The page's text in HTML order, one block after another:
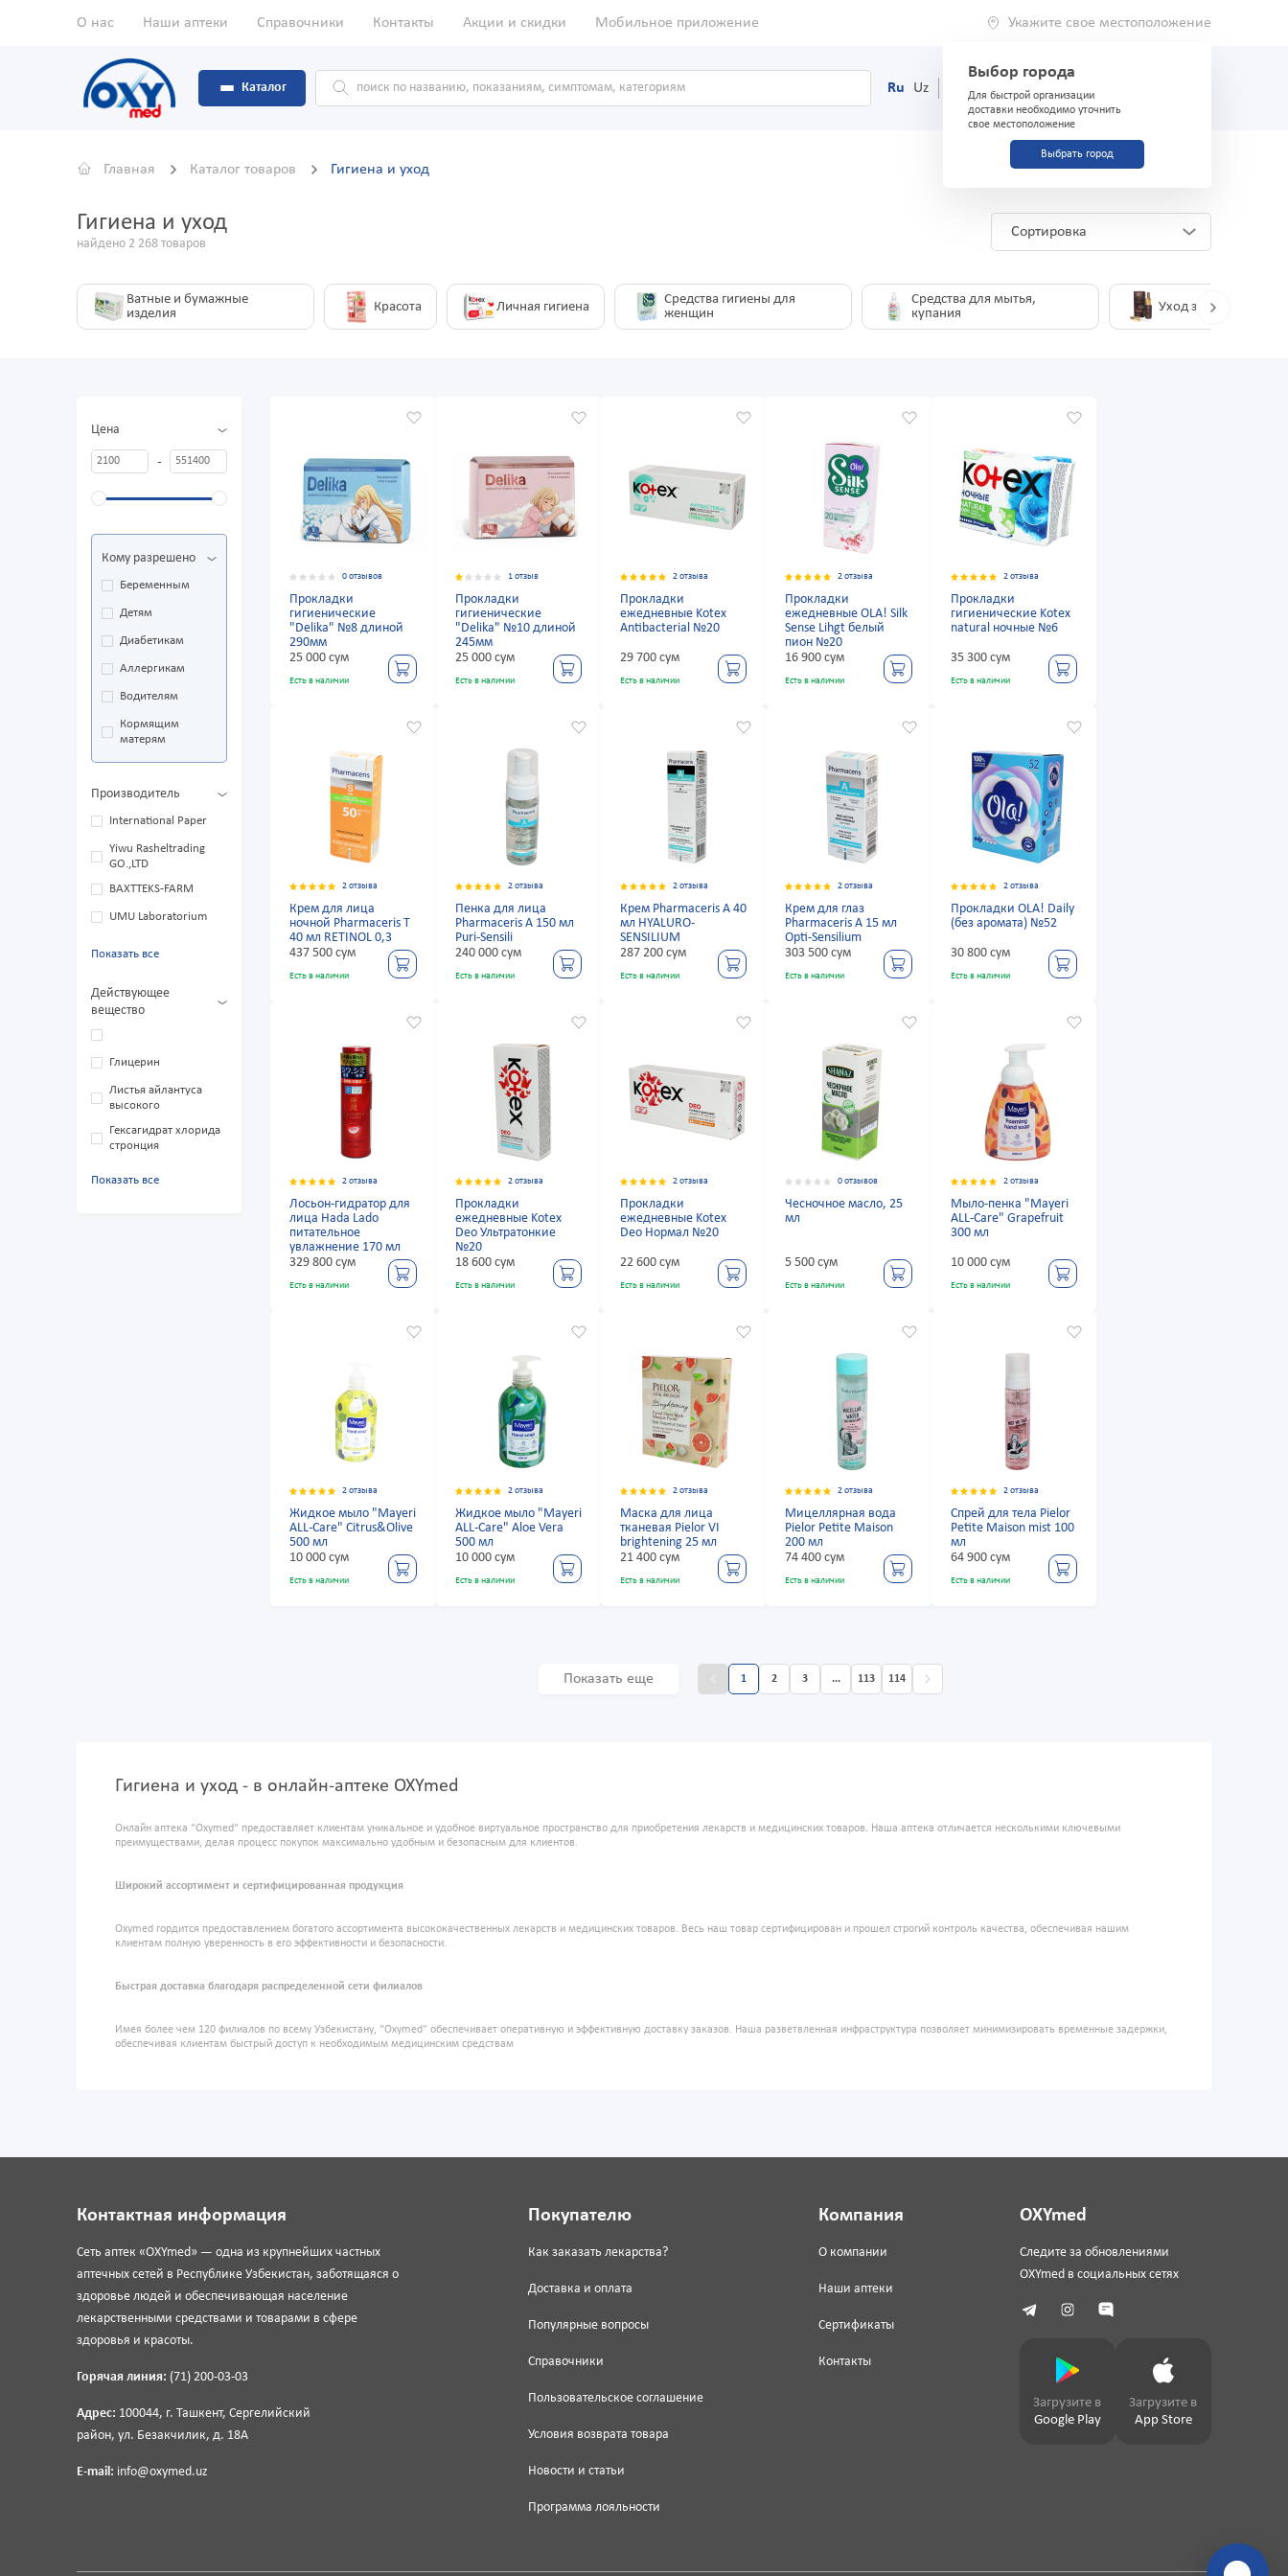
О нас Наши аптеки Справочники Контакты Акции и скидки Мобильное приложение Укажите свое местоположение
Выбор города
Для быстрой организации
доставки необходимо уточнить
свое местоположение
Выбрать город
Каталог Ru Uz (71) 200-03-03
Главная Каталог товаров Гигиена и уход
Гигиена и уход
найдено 2 268 товаров
Сортировка
Ватные и бумажные
изделия
Красота Личная гигиена
Средства гигиены для
женщин
Средства для мытья,
купания
Уход за волосами
Цена
-
Кому разрешено
Беременным
Детям
Диабетикам
Аллергикам
Водителям
Кормящим
матерям
Производитель
International Paper
Yiwu Rasheltrading
GO.,LTD
BAXTTEKS-FARM
UMU Laboratorium
Показать все
Действующее
вещество
Глицерин
Листья айлантуса
высокого
Гексагидрат хлорида
стронция
Показать все
0 отзывов
Прокладки
гигиенические
"Delika" №8 длиной
290мм
25 000 сум
Есть в наличии
1 отзыв
Прокладки
гигиенические
"Delika" №10 длиной
245мм
25 000 сум
Есть в наличии
2 отзыва
Прокладки
ежедневные Kotex
Antibacterial №20
29 700 сум
Есть в наличии
2 отзыва
Прокладки
ежедневные OLA! Silk
Sense Lihgt белый
пион №20
16 900 сум
Есть в наличии
2 отзыва
Прокладки
гигиенические Kotex
natural ночные №6
35 300 сум
Есть в наличии
2 отзыва
Крем для лица
ночной Pharmaceris T
40 мл RETINOL 0,3
437 500 сум
Есть в наличии
2 отзыва
Пенка для лица
Pharmaceris A 150 мл
Puri-Sensili
240 000 сум
Есть в наличии
2 отзыва
Крем Pharmaceris A 40
мл HYALURO-
SENSILIUM
287 200 сум
Есть в наличии
2 отзыва
Крем для глаз
Pharmaceris A 15 мл
Opti-Sensilium
303 500 сум
Есть в наличии
2 отзыва
Прокладки OLA! Daily
(без аромата) №52
30 800 сум
Есть в наличии
2 отзыва
Лосьон-гидратор для
лица Hada Lado
питательное
увлажнение 170 мл
329 800 сум
Есть в наличии
2 отзыва
Прокладки
ежедневные Kotex
Deo Ультратонкие
№20
18 600 сум
Есть в наличии
2 отзыва
Прокладки
ежедневные Kotex
Deo Нормал №20
22 600 сум
Есть в наличии
0 отзывов
Чесночное масло, 25
мл
5 500 сум
Есть в наличии
2 отзыва
Мыло-пенка "Mayeri
ALL-Care" Grapefruit
300 мл
10 000 сум
Есть в наличии
2 отзыва
Жидкое мыло "Mayeri
ALL-Care" Citrus&Olive
500 мл
10 000 сум
Есть в наличии
2 отзыва
Жидкое мыло "Mayeri
ALL-Care" Aloe Vera
500 мл
10 000 сум
Есть в наличии
2 отзыва
Маска для лица
тканевая Pielor VI
brightening 25 мл
21 400 сум
Есть в наличии
2 отзыва
Мицеллярная вода
Pielor Petite Maison
200 мл
74 400 сум
Есть в наличии
2 отзыва
Спрей для тела Pielor
Petite Maison mist 100
мл
64 900 сум
Есть в наличии
Показать еще 1 2 3 ... 113 114
Гигиена и уход - в онлайн-аптеке OXYmed
Онлайн аптека "Oxymed" предоставляет клиентам уникальное и удобное виртуальное пространство для приобретения лекарств и медицинских товаров. Наша аптека отличается несколькими ключевыми
преимуществами, делая процесс покупок максимально удобным и безопасным для клиентов.
Широкий ассортимент и сертифицированная продукция
Oxymed гордится предоставлением богатого ассортимента высококачественных лекарств и медицинских товаров. Весь наш товар сертифицирован и прошел строгий контроль качества, обеспечивая нашим
клиентам полную уверенность в его эффективности и безопасности.
Быстрая доставка благодаря распределенной сети филиалов
Имея более чем 120 филиалов по всему Узбекистану, "Oxymed" обеспечивает оперативную и эффективную доставку заказов. Наша разветвленная инфраструктура позволяет минимизировать временные задержки,
обеспечивая клиентам быстрый доступ к необходимым медицинским средствам
Контактная информация
Сеть аптек «OXYmed» — одна из крупнейших частных
аптечных сетей в Республике Узбекистан, заботящаяся о
здоровье людей и обеспечивающая население
лекарственными средствами и товарами в сфере
здоровья и красоты.
Горячая линия: (71) 200-03-03
Адрес: 100044, г. Ташкент, Сергелийский
район, ул. Безакчилик, д. 18А
E-mail: info@oxymed.uz
Покупателю
Как заказать лекарства?
Доставка и оплата
Популярные вопросы
Справочники
Пользовательское соглашение
Условия возврата товара
Новости и статьи
Программа лояльности
Компания
О компании
Наши аптеки
Сертификаты
Контакты
OXYmed
Следите за обновлениями
OXYmed в социальных сетях
Загрузите в
Google Play
Загрузите в
App Store